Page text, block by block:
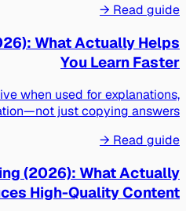
Read guide →
What Actually Helps
You Learn Faster
when used for explanations,
just copying answers.
Read guide →
(2026): What Actually
High-Quality Content